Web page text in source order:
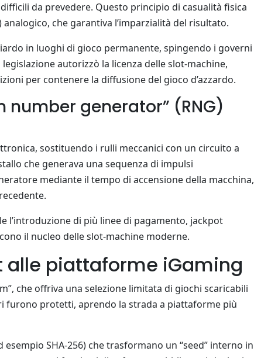
da prevedere. Questo principio di casualità fisica
che garantiva l’imparzialità del risultato.
in luoghi di gioco permanente, spingendo i governi
autorizzò la licenza delle slot‑machine,
per contenere la diffusione del gioco d’azzardo.
number generator” (RNG)
sostituendo i rulli meccanici con un circuito a
che generava una sequenza di impulsi
mediante il tempo di accensione della macchina,
l’introduzione di più linee di pagamento, jackpot
il nucleo delle slot‑machine moderne.
alle piattaforme iGaming
che offriva una selezione limitata di giochi scaricabili
furono protetti, aprendo la strada a piattaforme più
SHA‑256) che trasformano un “seed” interno in